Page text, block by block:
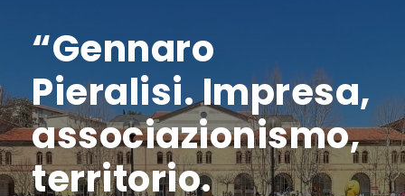
“Gennaro
Pieralisi. Impresa,
associazionismo,
territorio.